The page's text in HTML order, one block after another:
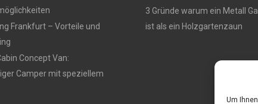
Um
Frankfurt – Vorteile und
Concept Van:
Camper mit speziellem
3 Gründe warum ein Metall
ist als ein Holzgartenzaun